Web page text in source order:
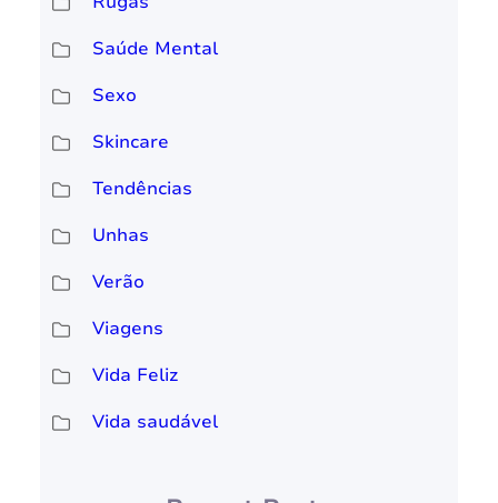
Saúde Mental
Sexo
Skincare
Tendências
Unhas
Verão
Viagens
Vida Feliz
Vida saudável